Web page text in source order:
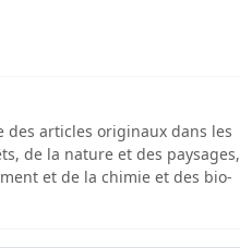
articles originaux dans les
de la nature et des paysages,
et de la chimie et des bio-